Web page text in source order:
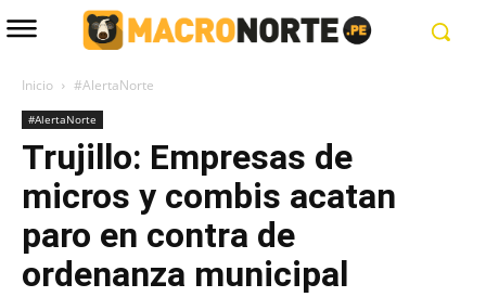
Inicio #AlertaNorte
#AlertaNorte
Trujillo: Empresas de
micros y combis acatan
paro en contra de
ordenanza municipal